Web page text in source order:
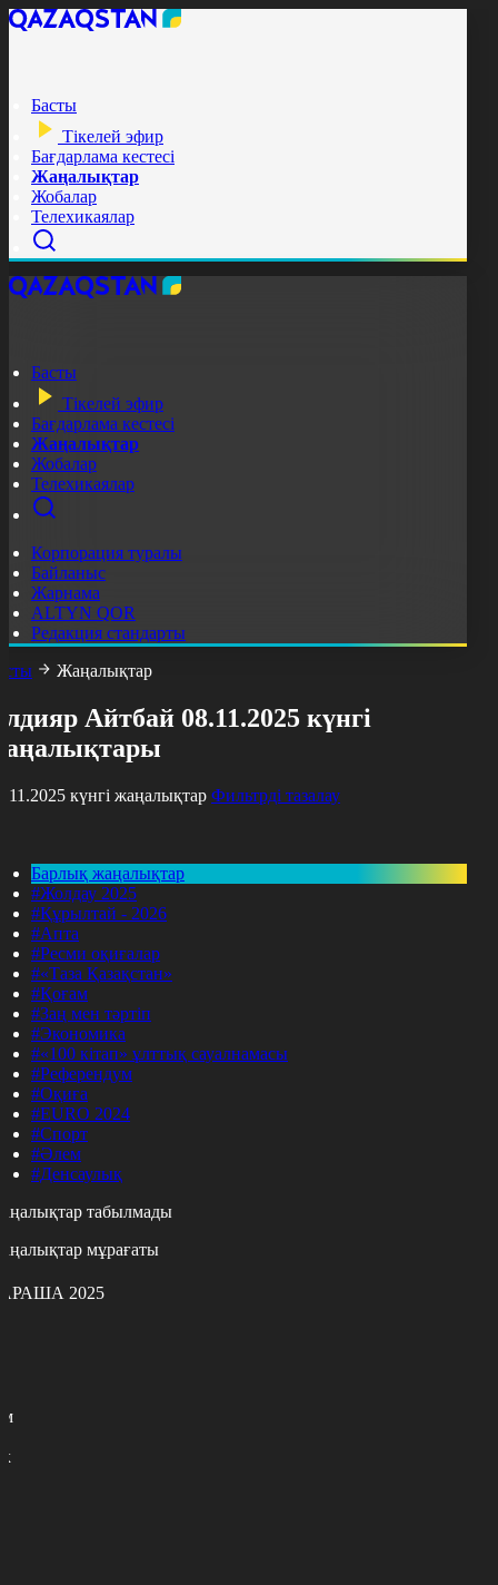
Басты
Тікелей эфир
Бағдарлама кестесі
Жаңалықтар
Жобалар
Телехикаялар
Басты
Тікелей эфир
Бағдарлама кестесі
Жаңалықтар
Жобалар
Телехикаялар
Корпорация туралы
Байланыс
Жарнама
ALTYN QOR
Редакция стандарты
Жаңалықтар
Айтбай 08.11.2025 күнгі
күнгі жаңалықтар Фильтрді тазалау
Барлық жаңалықтар
#Жолдау 2025
#Құрылтай - 2026
#Апта
#Ресми оқиғалар
#«Таза Қазақстан»
#Қоғам
#Заң мен тәртіп
#Экономика
#«100 кітап» ұлттық сауалнамасы
#Референдум
#Оқиға
#EURO 2024
#Спорт
#Әлем
#Денсаулық
табылмады
мұрағаты
2025